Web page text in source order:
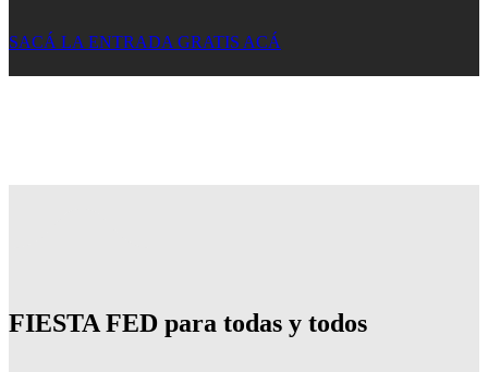
SACÁ LA ENTRADA GRATIS ACÁ
FIESTA FED para todas y todos